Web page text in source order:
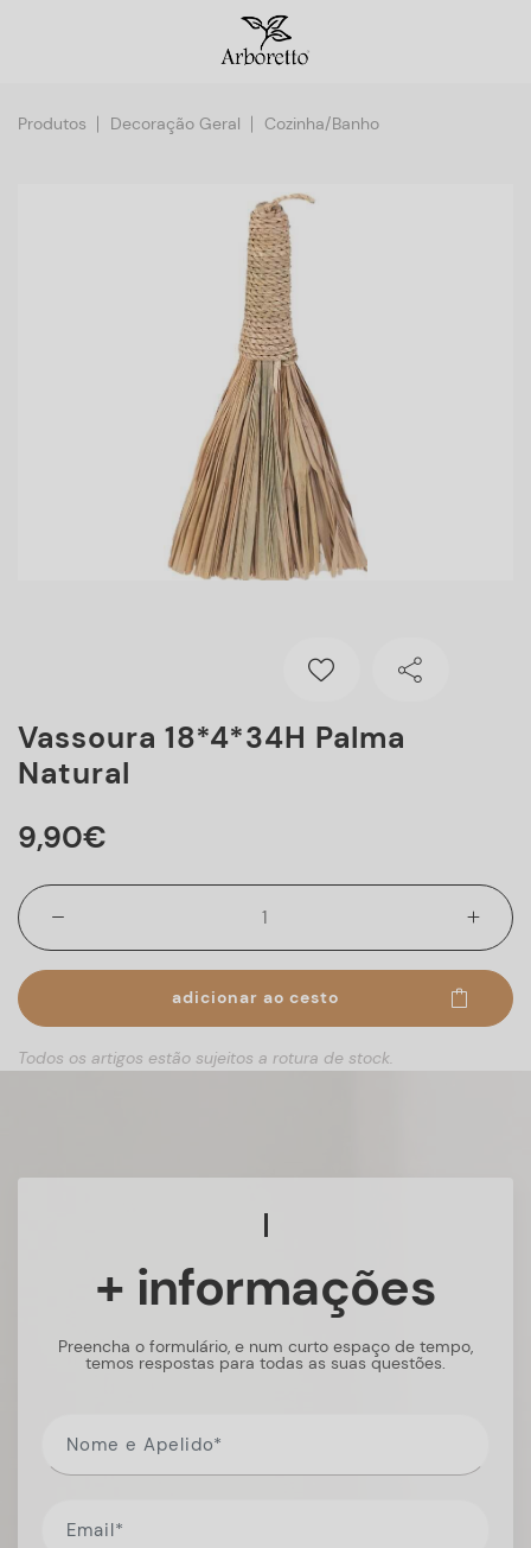
Produtos Decoração Geral Cozinha/Banho
Vassoura 18*4*34H Palma
Natural
9,90€
adicionar ao cesto
Todos os artigos estão sujeitos a rotura de stock.
+ informações
Preencha o formulário, e num curto espaço de tempo,
temos respostas para todas as suas questões.